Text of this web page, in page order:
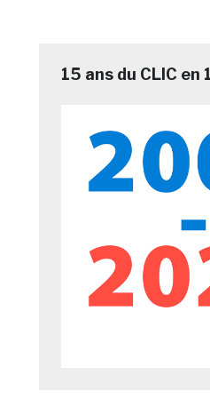
15 ans du CLIC en